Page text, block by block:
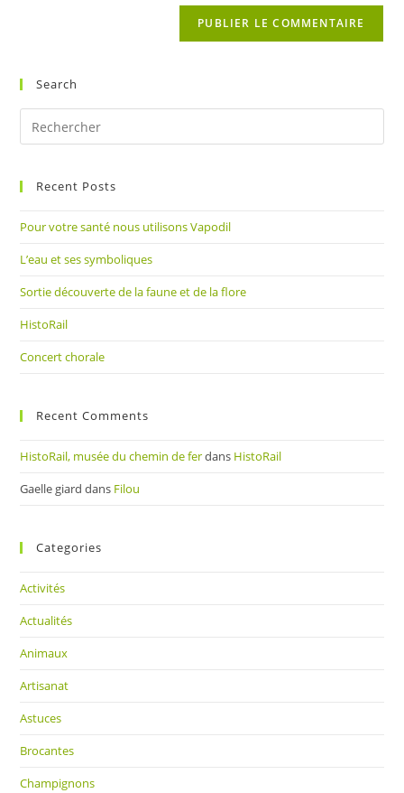
Search
Recent Posts
Pour votre santé nous utilisons Vapodil
L’eau et ses symboliques
Sortie découverte de la faune et de la flore
HistoRail
Concert chorale
Recent Comments
HistoRail, musée du chemin de ferdans HistoRail
Gaelle giard dans Filou
Categories
Activités
Actualités
Animaux
Artisanat
Astuces
Brocantes
Champignons